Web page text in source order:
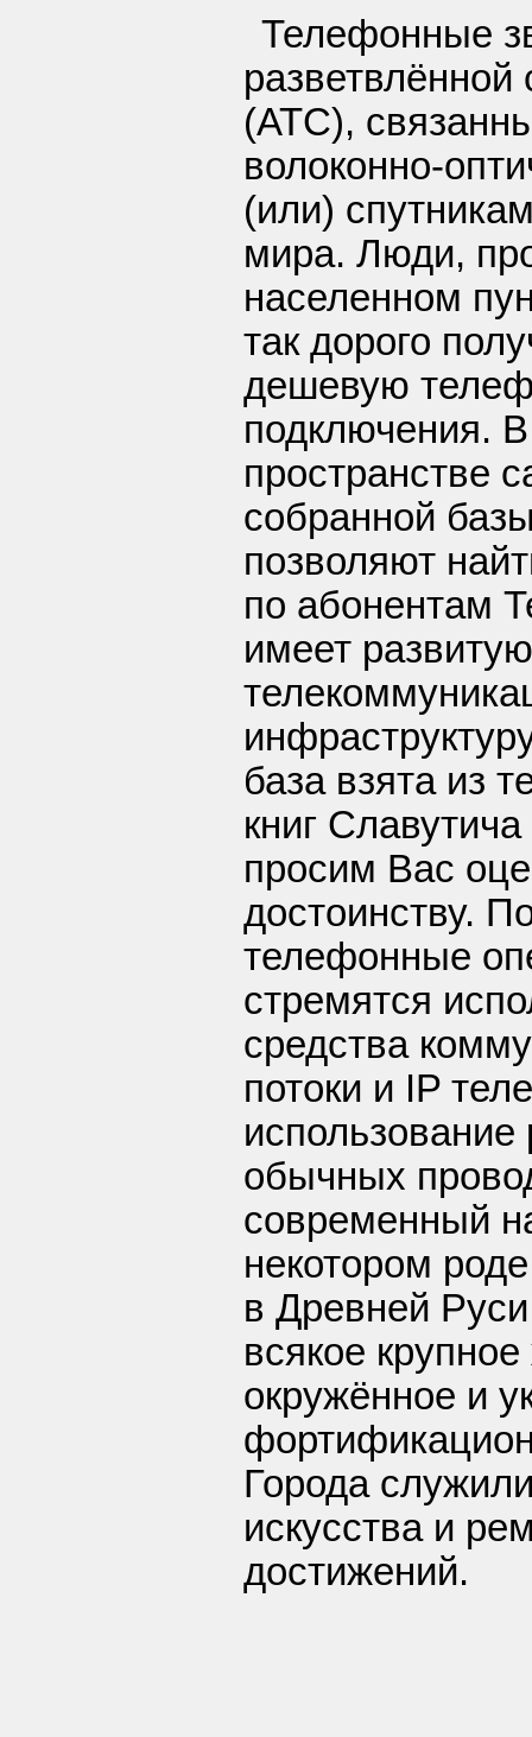
Телефонные
разветвлённой
(АТС),
волоконно-
(или)
мира. Люди,
населенном
так дорого
дешевую
подключения.
пространстве
собранной
позволяют
по абонентам
имеет развитую
база взята из
книг
просим Вас
достоинству.
телефонные
стремятся
средства
потоки и IP
обычных
современный
некотором
в Древней
всякое
окружённое и
Города
искусства и
достижений.